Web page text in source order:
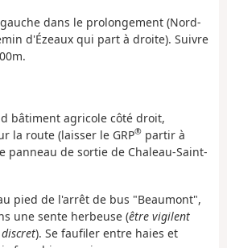
dans le prolongement (Nord-
d'Ézeaux qui part à droite). Suivre
bâtiment agricole côté droit,
la route (laisser le GRP® partir à
panneau de sortie de Chaleau-Saint-
pied de l'arrêt de bus "Beaumont",
une sente herbeuse (être vigilent
). Se faufiler entre haies et